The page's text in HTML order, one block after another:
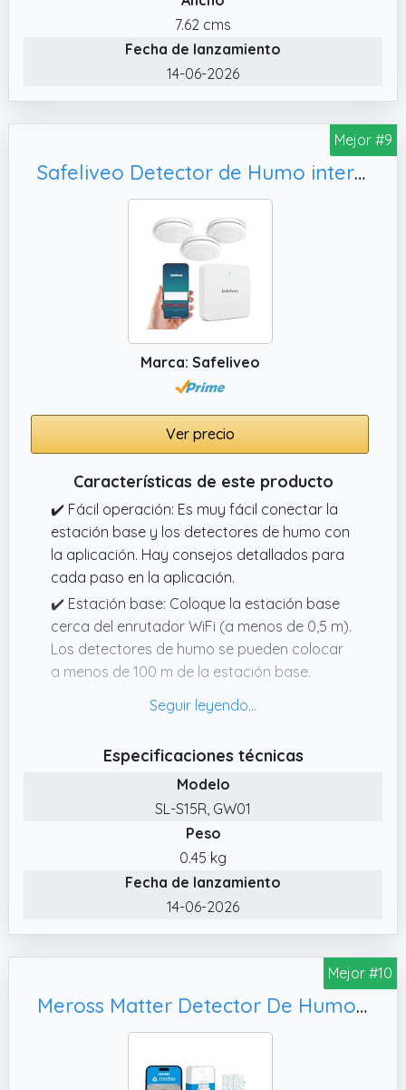
botón en el propio dispositivo
✔️ Mensajes de estado inmediatos: Supervise
su casa desde cualquier lugar y reciba
mucho más. También se le informará cuando
haya pasado el peligro
7.62 cms
Fecha de lanzamiento
14-06-2026
Mejor #9
Safeliveo Detector de Humo interconectado WiFi, Juego de Alarma de Humo con Control por aplicación.
Marca: Safeliveo
Ver precio
Características de este producto
✔️ Fácil operación: Es muy fácil conectar la
estación base y los detectores de humo con
la aplicación. Hay consejos detallados para
cada paso en la aplicación.
✔️ Estación base: Coloque la estación base
cerca del enrutador WiFi (a menos de 0,5 m).
Los detectores de humo se pueden colocar
a menos de 100 m de la estación base.
✔️ Conjunto de detectores de humo
humo al sistema. Si una de las alarmas de
humo del minisistema de alerta temprana
contra incendios detecta humo, todos los
detectores de humo y la estación base
activarán una alarma sonora fuerte con un
LED rojo parpadeante.
✔️ Control de la App: todo es más fácil con la
alarma contra incendios se puede compartir
silenciar los detectores de humo a través de
Especificaciones técnicas
Modelo
SL-S15R, GW01
Peso
0.45 kg
Fecha de lanzamiento
14-06-2026
Mejor #10
Meross Matter Detector De Humo Conectado, 3 Unidades